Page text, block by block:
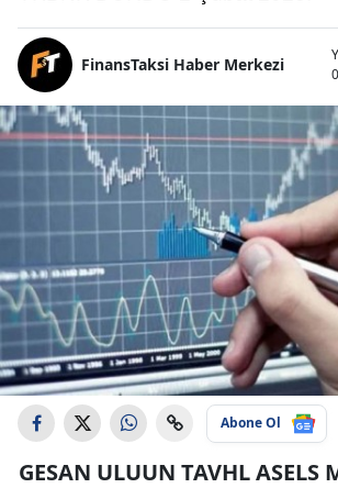
FinansTaksi Haber Merkezi
Abone Ol
GESAN ULUUN TAVHL ASELS